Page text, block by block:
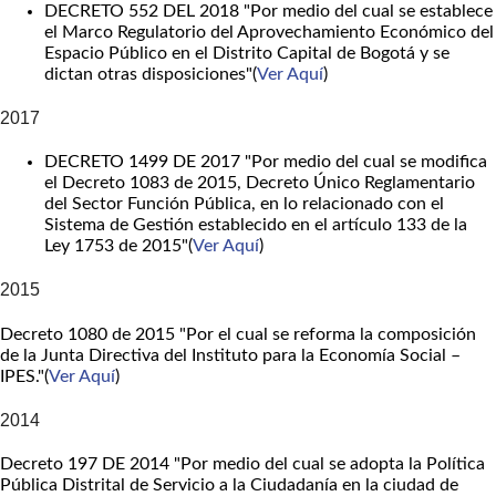
DECRETO 552 DEL 2018 "Por medio del cual se establece
el Marco Regulatorio del Aprovechamiento Económico del
Espacio Público en el Distrito Capital de Bogotá y se
dictan otras disposiciones"(Ver Aquí)
2017
DECRETO 1499 DE 2017 "Por medio del cual se modifica
el Decreto 1083 de 2015, Decreto Único Reglamentario
del Sector Función Pública, en lo relacionado con el
Sistema de Gestión establecido en el artículo 133 de la
Ley 1753 de 2015"(Ver Aquí)
2015
Decreto 1080 de 2015 "Por el cual se reforma la composición
de la Junta Directiva del Instituto para la Economía Social –
IPES."(Ver Aquí)
2014
Decreto 197 DE 2014 "Por medio del cual se adopta la Política
Pública Distrital de Servicio a la Ciudadanía en la ciudad de